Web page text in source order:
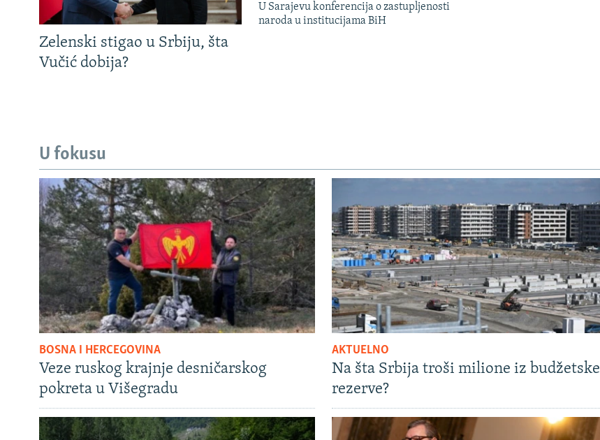
Zelenski stigao u Srbiju, šta
Vučić dobija?
U Sarajevu konferencija o zastupljenosti
naroda u institucijama BiH
U fokusu
BOSNA I HERCEGOVINA
Veze ruskog krajnje desničarskog
pokreta u Višegradu
AKTUELNO
Na šta Srbija troši milione iz budžetske
rezerve?